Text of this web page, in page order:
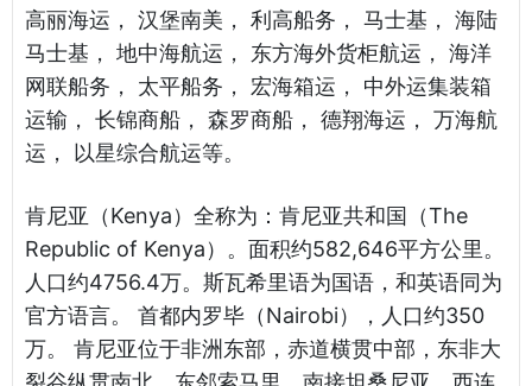
高丽海运， 汉堡南美， 利高船务， 马士基， 海陆
马士基， 地中海航运， 东方海外货柜航运， 海洋
网联船务， 太平船务， 宏海箱运， 中外运集装箱
运输， 长锦商船， 森罗商船， 德翔海运， 万海航
运， 以星综合航运等。
肯尼亚（Kenya）全称为：肯尼亚共和国（The
Republic of Kenya）。面积约582,646平方公里。
人口约4756.4万。斯瓦希里语为国语，和英语同为
官方语言。 首都内罗毕（Nairobi），人口约350
万。 肯尼亚位于非洲东部，赤道横贯中部，东非大